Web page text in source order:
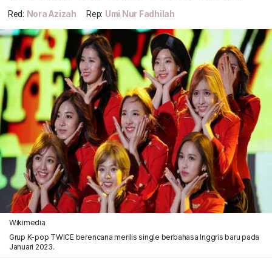
Red: Nora Azizah Rep: Umi Nur Fadhilah
Wikimedia
Grup K-pop TWICE berencana merilis single berbahasa Inggris baru pada
Januari 2023.